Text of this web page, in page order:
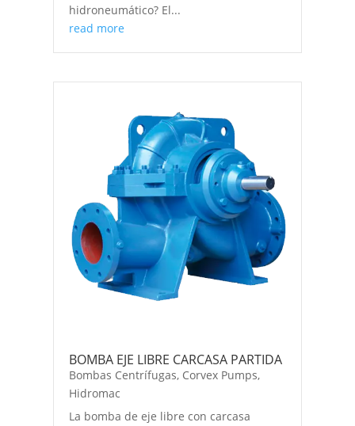
hidroneumático? El...
read more
BOMBA EJE LIBRE CARCASA PARTIDA
Bombas Centrífugas, Corvex Pumps,
Hidromac
La bomba de eje libre con carcasa